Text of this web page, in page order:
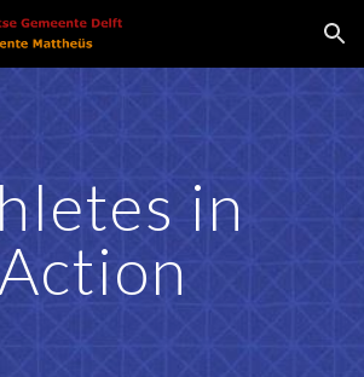
Skip to navigation
in
Action